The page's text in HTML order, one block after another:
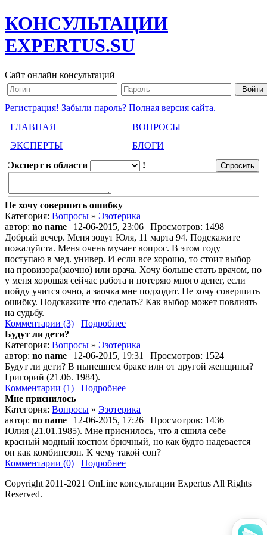
КОНСУЛЬТАЦИИ
EXPERTUS.SU
Сайт онлайн консультаций
Регистрация! Забыли пароль? Полная версия сайта.
ГЛАВНАЯ
ВОПРОСЫ
ЭКСПЕРТЫ
БЛОГИ
Эксперт в области
!
Не хочу совершить ошибку
Категория: Вопросы » Эзотерика
автор: no name | 12-06-2015, 23:06 | Просмотров: 1498
Добрый вечер. Меня зовут Юля, 11 марта 94. Подскажите
пожалуйста. Меня очень мучает вопрос. В этом году
поступаю в мед. универ. И если все хорошо, то стоит выбор
на провизора(заочно) или врача. Хочу больше стать врачом, но
у меня хорошая сейчас работа и потеряю много денег, если
пойду учится очно, а заочка мне подходит. Не хочу совершить
ошибку. Подскажите что сделать? Как выбор может повлиять
на судьбу.
Комментарии (3)
Подробнее
Будут ли дети?
Категория: Вопросы » Эзотерика
автор: no name | 12-06-2015, 19:31 | Просмотров: 1524
Будут ли дети? В нынешнем браке или от другой женщины?
Григорий (21.06. 1984).
Комментарии (1)
Подробнее
Мне приснилось
Категория: Вопросы » Эзотерика
автор: no name | 12-06-2015, 17:26 | Просмотров: 1436
Юлия (21.01.1985). Мне приснилось, что я сшила себе
красный модный костюм брючный, но как будто надевается
он как комбинезон. К чему такой сон?
Комментарии (0)
Подробнее
Copyright 2011-2021 OnLine консультации Expertus All Rights
Reserved.